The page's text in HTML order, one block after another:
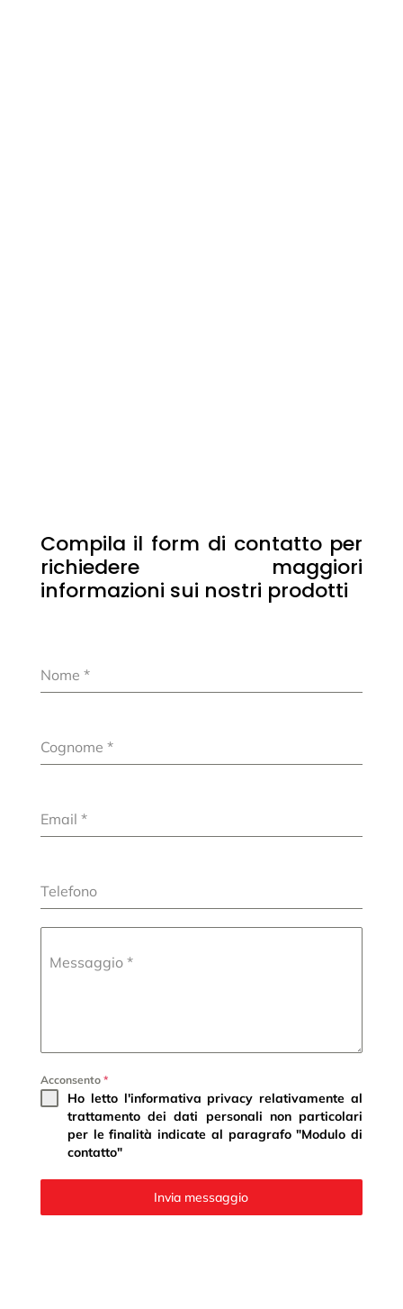
Compila il form di contatto per
richiedere maggiori
informazioni sui nostri prodotti
Nome *
Cognome *
Email *
Telefono
Messaggio *
Acconsento *
Ho letto l'informativa privacy relativamente al
trattamento dei dati personali non particolari
per le finalità indicate al paragrafo "Modulo di
contatto"
Invia messaggio